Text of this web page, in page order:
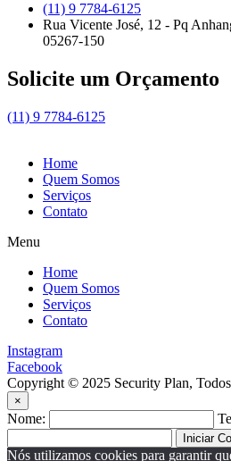
(11) 9 7784-6125
Rua Vicente José, 12 - Pq
05267-150
Solicite um Orçamento
(11) 9 7784-6125
Home
Quem Somos
Serviços
Contato
Menu
Home
Quem Somos
Serviços
Contato
Instagram
Facebook
Copyright © 2025 Security Plan,
×
Nome:
Iniciar
Nós utilizamos cookies para garantir